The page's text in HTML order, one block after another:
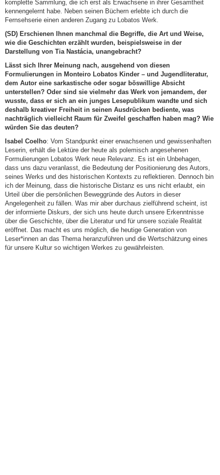
komplette Sammlung, die ich erst als Erwachsene in ihrer Gesamtheit
kennengelernt habe. Neben seinen Büchern erlebte ich durch die
Fernsehserie einen anderen Zugang zu Lobatos Werk.
(SD) Erschienen Ihnen manchmal die Begriffe, die Art und Weise,
wie die Geschichten erzählt wurden, beispielsweise in der
Darstellung von Tia Nastácia, unangebracht?
Lässt sich Ihrer Meinung nach, ausgehend von diesen
Formulierungen in Monteiro Lobatos Kinder – und Jugendliteratur,
dem Autor eine sarkastische oder sogar böswillige Absicht
unterstellen? Oder sind sie vielmehr das Werk von jemandem, der
wusste, dass er sich an ein junges Lesepublikum wandte und sich
deshalb kreativer Freiheit in seinen Ausdrücken bediente, was
nachträglich vielleicht Raum für Zweifel geschaffen haben mag? Wie
würden Sie das deuten?
Isabel Coelho: Vom Standpunkt einer erwachsenen und gewissenhaften
Leserin, erhält die Lektüre der heute als polemisch angesehenen
Formulierungen Lobatos Werk neue Relevanz. Es ist ein Unbehagen,
dass uns dazu veranlasst, die Bedeutung der Positionierung des Autors,
seines Werks und des historischen Kontexts zu reflektieren. Dennoch bin
ich der Meinung, dass die historische Distanz es uns nicht erlaubt, ein
Urteil über die persönlichen Beweggründe des Autors in dieser
Angelegenheit zu fällen. Was mir aber durchaus zielführend scheint, ist
der informierte Diskurs, der sich uns heute durch unsere Erkenntnisse
über die Geschichte, über die Literatur und für unsere soziale Realität
eröffnet. Das macht es uns möglich, die heutige Generation von
Leser*innen an das Thema heranzuführen und die Wertschätzung eines
für unsere Kultur so wichtigen Werkes zu gewährleisten.